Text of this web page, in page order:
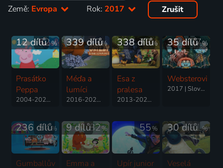
Země: Evropa Rok: 2017 Zrušit
62%
12 dílů
Prasátko
Peppa
2004-2025 | Velká Británie | Animovaný, Dobrodružný, Komedie, Rodinný
73%
339 dílů
Méďa a
lumíci
2016-2024 | Francie | Animovaný, Dobrodružný, Komedie, Rodinný
73%
338 dílů
Esa z
pralesa
2013-2020 | Francie, USA | Animovaný, Dobrodružný, Rodinný
77%
35 dílů
Websterovi
2017 | Slovensko | Animovaný, Rodinný
84%
236 dílů
Gumballův
82%
9 dílů
Emma a
55%
Upír junior
81%
30 dílů
Veselá